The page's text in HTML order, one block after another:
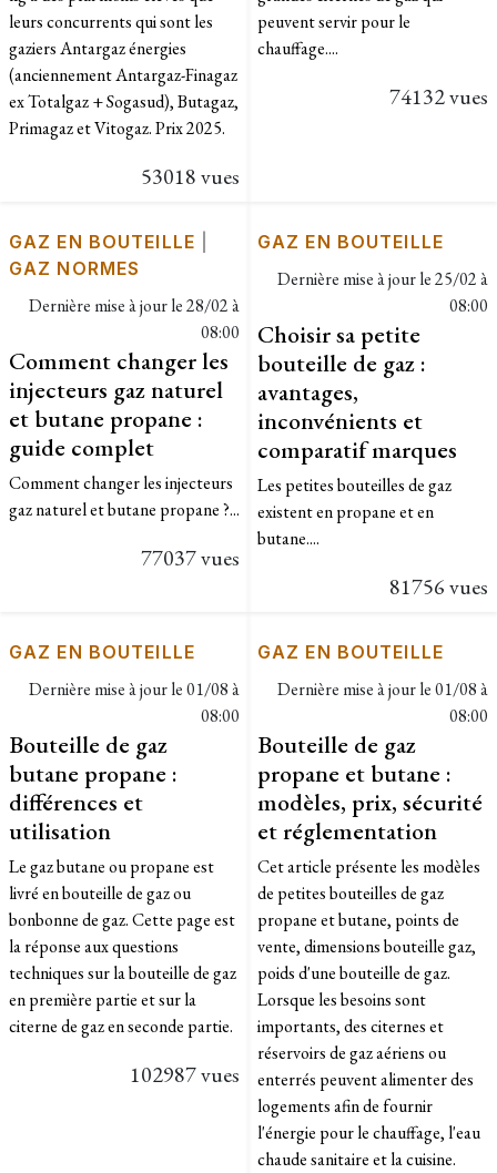
leurs concurrents qui sont les
gaziers Antargaz énergies
(anciennement Antargaz-Finagaz
ex Totalgaz + Sogasud), Butagaz,
Primagaz et Vitogaz. Prix 2025.
53018 vues
peuvent servir pour le
chauffage....
74132 vues
GAZ EN BOUTEILLE
GAZ NORMES
Dernière mise à jour le28/02 à
08:00
Comment changer les
injecteurs gaz naturel
et butane propane :
guide complet
Comment changer les injecteurs
gaz naturel et butane propane ?...
77037 vues
GAZ EN BOUTEILLE
Dernière mise à jour le25/02 à
08:00
Choisir sa petite
bouteille de gaz :
avantages,
inconvénients et
comparatif marques
Les petites bouteilles de gaz
existent en propane et en
butane....
81756 vues
GAZ EN BOUTEILLE
Dernière mise à jour le01/08 à
08:00
Bouteille de gaz
butane propane :
différences et
utilisation
Le gaz butane ou propane est
livré en bouteille de gaz ou
bonbonne de gaz. Cette page est
la réponse aux questions
techniques sur la bouteille de gaz
en première partie et sur la
citerne de gaz en seconde partie.
102987 vues
GAZ EN BOUTEILLE
Dernière mise à jour le01/08 à
08:00
Bouteille de gaz
propane et butane :
modèles, prix, sécurité
et réglementation
Cet article présente les modèles
de petites bouteilles de gaz
propane et butane, points de
vente, dimensions bouteille gaz,
poids d'une bouteille de gaz.
Lorsque les besoins sont
importants, des citernes et
réservoirs de gaz aériens ou
enterrés peuvent alimenter des
logements afin de fournir
l'énergie pour le chauffage, l'eau
chaude sanitaire et la cuisine.